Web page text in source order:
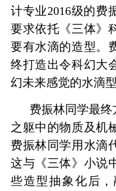
计专业2016级的费
要求依托《三体》
要有水滴的造型。
终打造出令科幻大
幻未来感觉的水滴型
费振林同学最
之躯中的物质及机
费振林同学用水滴
这与《三体》小说
些造型抽象化后